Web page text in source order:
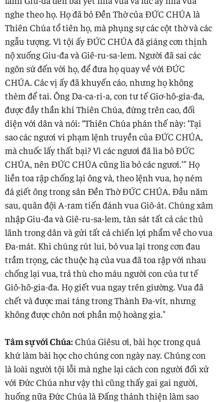
nghe theo họ. Họ đã bỏ Đền Thờ của ĐỨC CHÚA là
Thiên Chúa tổ tiên họ, mà phụng sự các cột thờ và các
ngẫu tượng. Vì tội ấy ĐỨC CHÚA đã giáng cơn thịnh
nộ xuống Giu-đa và Giê-ru-sa-lem. Người đã sai các
ngôn sứ đến với họ, để đưa họ quay về với ĐỨC
CHÚA. Các vị ấy đã khuyến cáo, nhưng họ không
thèm để tai. Ông Da-ca-ri-a, con tư tế Giơ-hô-gia-đa,
được đầy thần khí Thiên Chúa, đứng trên cao, đối
diện với dân và nói: “Thiên Chúa phán thế này: ‘Tại
sao các ngươi vi phạm lệnh truyền của ĐỨC CHÚA,
mà chuốc lấy thất bại? Vì các ngươi đã lìa bỏ ĐỨC
CHÚA, nên ĐỨC CHÚA cũng lìa bỏ các ngươi.’” Họ
liền toa rập chống lại ông và, theo lệnh vua, họ ném
đá giết ông trong sân Đền Thờ ĐỨC CHÚA. Đầu năm
sau, quân đội A-ram tiến đánh vua Giô-át. Chúng xâm
nhập Giu-đa và Giê-ru-sa-lem, tàn sát tất cả các thủ
lãnh trong dân và gửi tất cả chiến lợi phẩm về cho vua
Đa-mát. Khi chúng rút lui, bỏ vua lại trong cơn đau
trầm trọng, các thuộc hạ của vua đã toa rập với nhau
chống lại vua, trả thù cho máu người con của tư tế
Giô-hô-gia-đa. Họ giết vua ngay trên giường. Vua đã
chết và được mai táng trong Thành Đa-vít, nhưng
không được chôn nơi phần mộ hoàng gia."
Tâm sự với Chúa: Chúa Giêsu ơi, bài học trong quá
khứ làm bài học cho chúng con ngày nay. Chúng con
là loài người tội lỗi mà nghe lại cách con người đối xử
với Đức Chúa như vậy thì cũng thấy gai gai người,
huống nữa Đức Chúa là Đấng thánh thiện làm sao